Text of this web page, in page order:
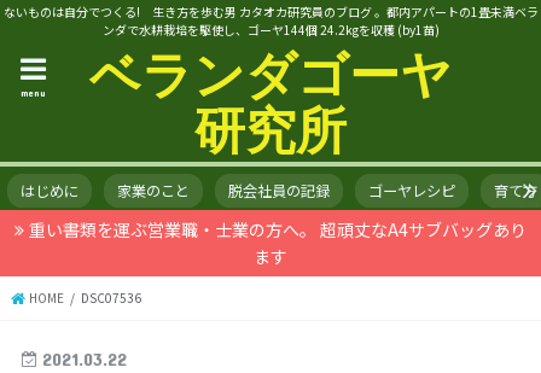
ないものは自分でつくる! 生き方を歩む男 カタオカ研究員のブログ 。都内アパートの1畳未満ベラ
ンダで水耕栽培を駆使し、ゴーヤ144個 24.2kgを収穫 (by1苗)
ベランダゴーヤ
研究所
menu
はじめに 家業のこと 脱会社員の記録 ゴーヤレシピ 育て方
重い書類を運ぶ営業職・士業の方へ。 超頑丈なA4サブバッグあり
ます
HOME DSC07536
2021.03.22